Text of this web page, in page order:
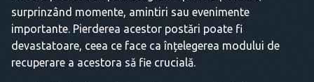
surprinzând momente, amintiri sau evenimente
importante. Pierderea acestor postări poate fi
devastatoare, ceea ce face ca înțelegerea modului de
recuperare a acestora să fie crucială.